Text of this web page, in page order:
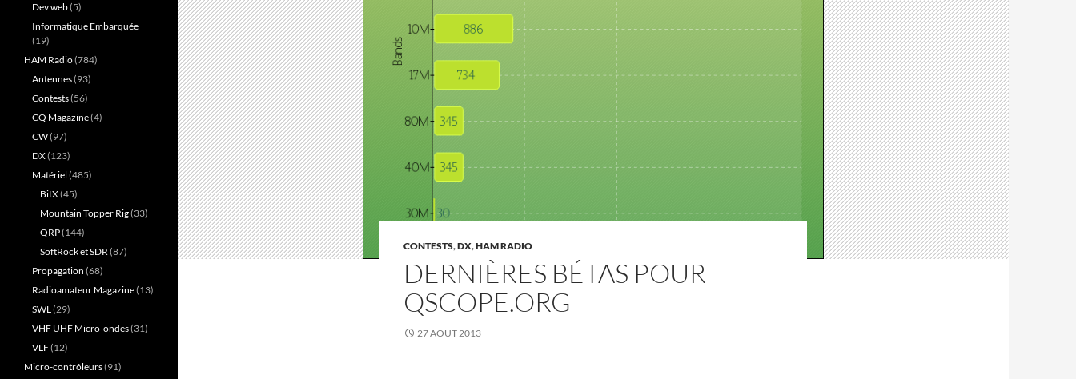
CONTESTS,DX,HAM RADIO
DERNIÈRES BÉTAS POUR
QSCOPE.ORG
27 AOÛT 2013
Dev web(5)
Informatique Embarquée
(19)
HAM Radio(784)
Antennes(93)
Contests(56)
CQ Magazine(4)
CW(97)
DX(123)
Matériel (485)
BitX(45)
Mountain Topper Rig(33)
QRP(144)
SoftRock et SDR(87)
Propagation (68)
Radioamateur Magazine(13)
SWL(29)
VHF UHF Micro-ondes(31)
VLF(12)
Micro-contrôleurs(91)